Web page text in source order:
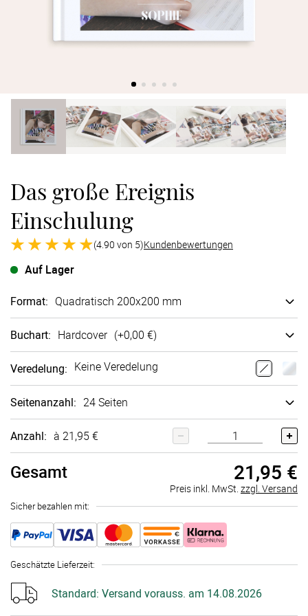
Das große Ereignis
Einschulung
(4.90 von 5)Kundenbewertungen
Auf Lager
Format: Quadratisch 200x200 mm
Buchart: Hard­cover (+0,00 €)
Veredelung: Keine Veredelung
Seitenanzahl: 24 Seiten
Anzahl: à 21,95 €
Gesamt 21,95 €
Preis inkl. MwSt. zzgl. Versand
Sicher bezahlen mit:
Geschätzte Lieferzeit:
Standard: Versand vorauss. am 14.08.2026